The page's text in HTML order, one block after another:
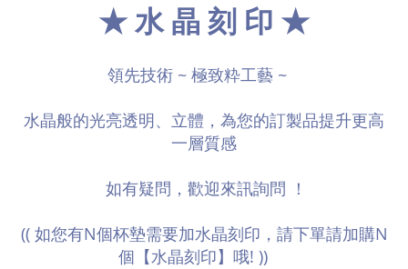
★ 水 晶 刻 印 ★
領先技術 ~ 極致粋工藝 ~
水晶般的光亮透明、立體，為您的訂製品提升更高
一層質感
如有疑問，歡迎來訊詢問 ！
(( 如您有N個杯墊需要加水晶刻印，請下單請加購N
個【水晶刻印】哦! ))